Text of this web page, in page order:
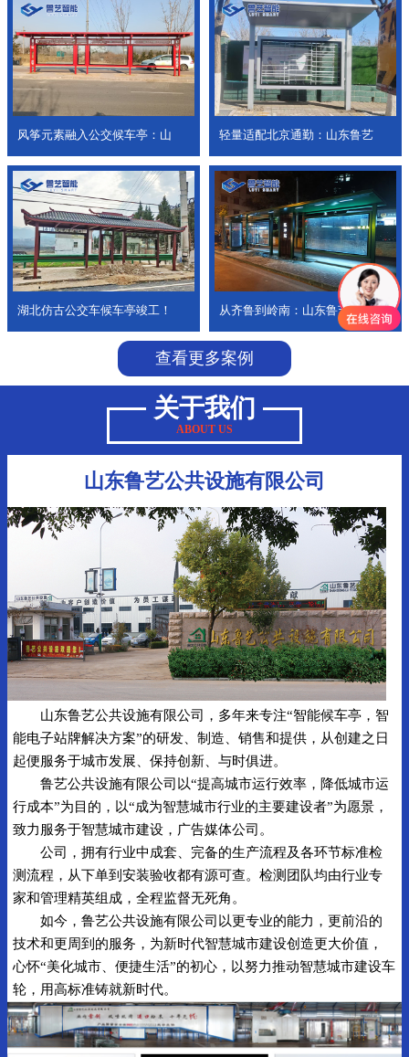
风筝元素融入公交候车亭：山 轻量适配北京通勤：山东鲁艺
湖北仿古公交车候车亭竣工！ 从齐鲁到岭南：山东鲁艺公交
查看更多案例
关于我们
ABOUT US
山东鲁艺公共设施有限公司
山东鲁艺公共设施有限公司，多年来专注“智能候车亭，智
能电子站牌解决方案”的研发、制造、销售和提供，从创建之日
起便服务于城市发展、保持创新、与时俱进。
鲁艺公共设施有限公司以“提高城市运行效率，降低城市运
行成本”为目的，以“成为智慧城市行业的主要建设者”为愿景，
致力服务于智慧城市建设，广告媒体公司。
公司，拥有行业中成套、完备的生产流程及各环节标准检
测流程，从下单到安装验收都有源可查。检测团队均由行业专
家和管理精英组成，全程监督无死角。
如今，鲁艺公共设施有限公司以更专业的能力，更前沿的
技术和更周到的服务，为新时代智慧城市建设创造更大价值，
心怀“美化城市、便捷生活”的初心，以努力推动智慧城市建设车
轮，用高标准铸就新时代。